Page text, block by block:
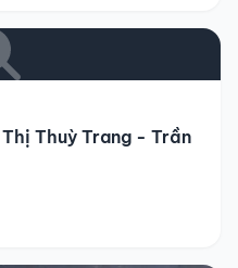
Thuỳ Trang - Trần